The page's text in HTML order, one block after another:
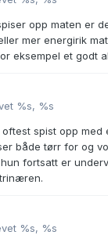
opp maten er
mer energirik
eksempel et godt
%s, %s
spist opp med
både tørr for og
fortsatt er
%s, %s